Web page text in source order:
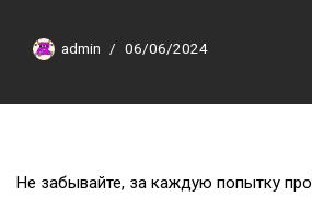
admin 06/06/2024
Не забывайте, за каждую попытку